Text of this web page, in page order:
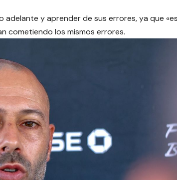
y aprender de sus errores, ya que
cometiendo los mismos errores.